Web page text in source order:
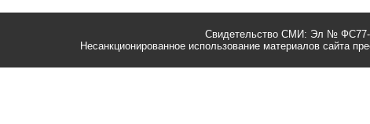
Свидетельство СМИ: Эл № ФС77-
Несанкционированное использование материалов сайта